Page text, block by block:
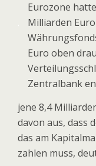
Eurozone
Milliarden
Euro oben
Zentralbank
jene 8,4
davon aus, dass
das am
zahlen muss,